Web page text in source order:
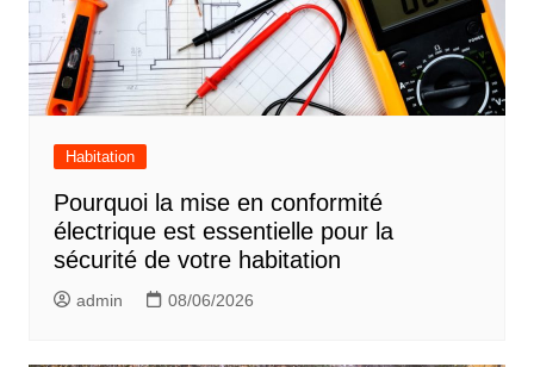
Habitation
Pourquoi la mise en conformité
électrique est essentielle pour la
sécurité de votre habitation
admin 08/06/2026